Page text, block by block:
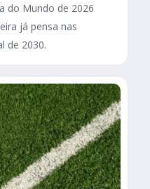
do Mundo de 2026
já pensa nas
de 2030.